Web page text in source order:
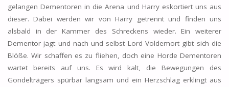
gelangen Dementoren in die Arena und Harry eskortiert uns aus
dieser. Dabei werden wir von Harry getrennt und finden uns
alsbald in der Kammer des Schreckens wieder. Ein weiterer
Dementor jagt und nach und selbst Lord Voldemort gibt sich die
Blöße. Wir schaffen es zu fliehen, doch eine Horde Dementoren
wartet bereits auf uns. Es wird kalt, die Bewegungen des
Gondelträgers spürbar langsam und ein Herzschlag erklingt aus